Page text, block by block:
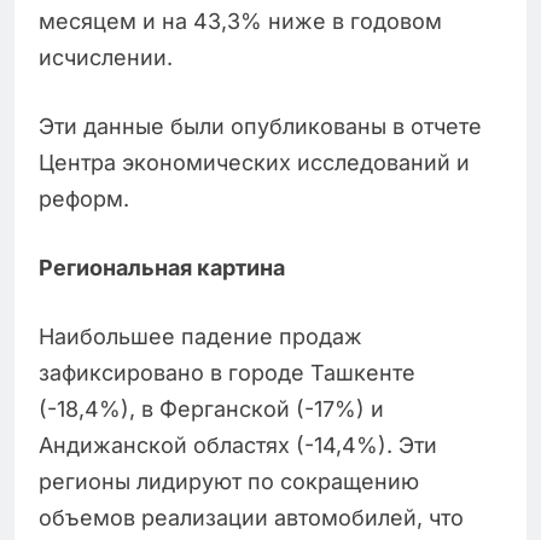
месяцем и на 43,3% ниже в годовом
исчислении.
Эти данные были опубликованы в отчете
Центра экономических исследований и
реформ.
Региональная картина
Наибольшее падение продаж
зафиксировано в городе Ташкенте
(-18,4%), в Ферганской (-17%) и
Андижанской областях (-14,4%). Эти
регионы лидируют по сокращению
объемов реализации автомобилей, что